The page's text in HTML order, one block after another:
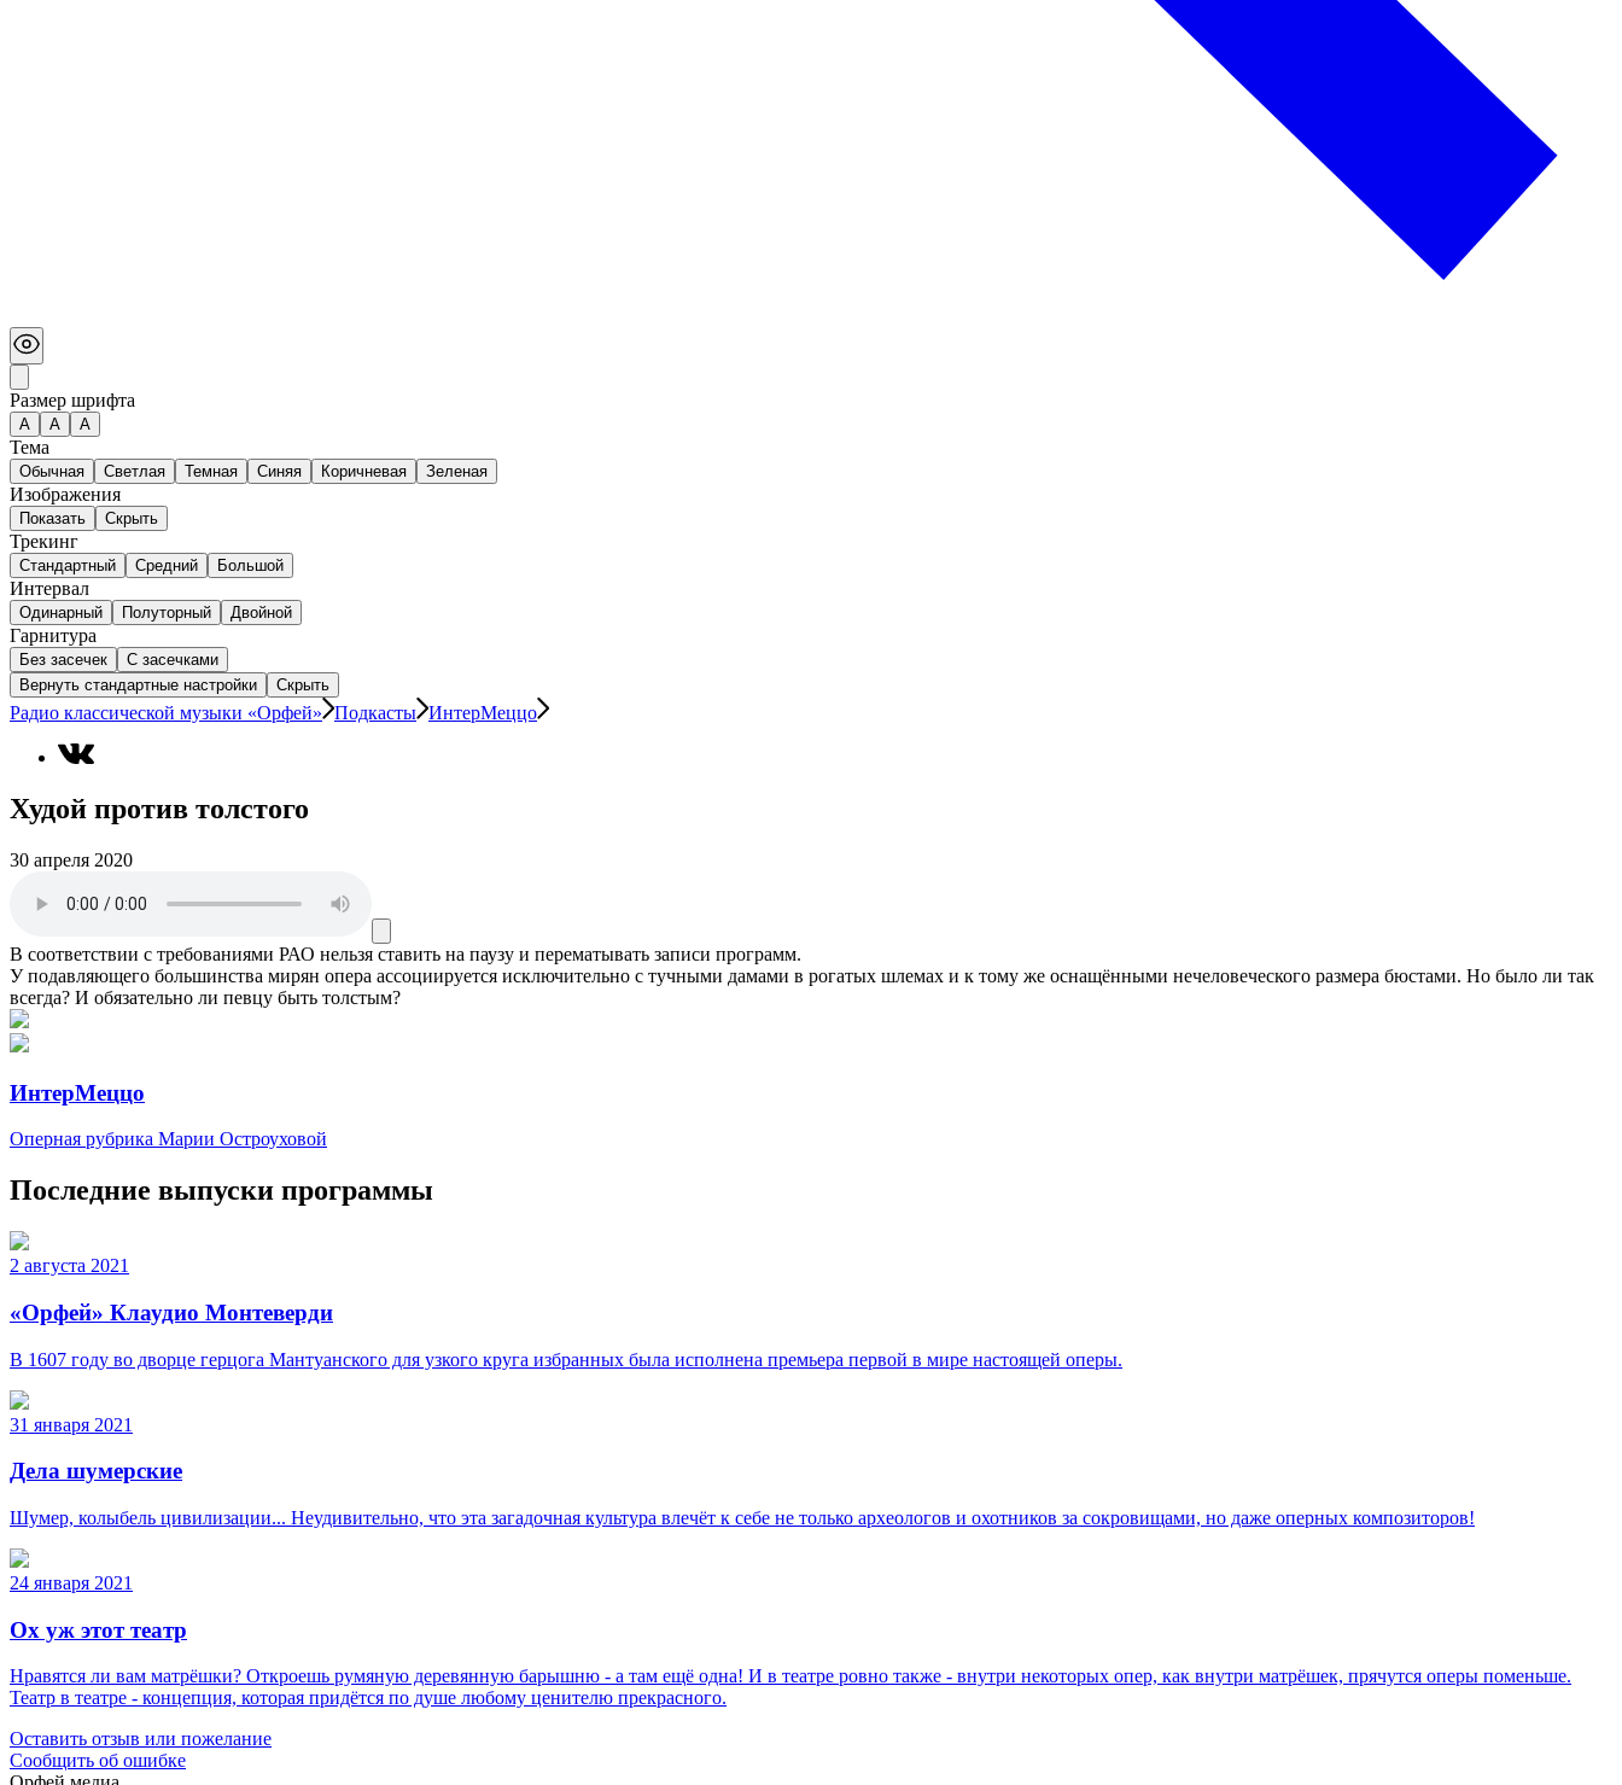
Размер шрифта
А A A
Тема
Обычная Светлая Темная Синяя Коричневая Зеленая
Изображения
Показать Скрыть
Трекинг
Стандартный Средний Большой
Интервал
Одинарный Полуторный Двойной
Гарнитура
Без засечек
С засечками
Вернуть стандартные настройки
Скрыть
Радио классической музыки «Орфей» Подкасты ИнтерМеццо
Худой против толстого
30 апреля 2020
В соответствии с требованиями РАО нельзя ставить на паузу и перематывать записи программ.
У подавляющего большинства мирян опера ассоциируется исключительно с тучными дамами в рогатых шлемах и к тому же оснащёнными нечеловеческого размера бюстами. Но было ли так
всегда? И обязательно ли певцу быть толстым?
ИнтерМеццо
Оперная рубрика Марии Остроуховой
Последние выпуски программы
2 августа 2021
«Орфей» Клаудио Монтеверди
В 1607 году во дворце герцога Мантуанского для узкого круга избранных была исполнена премьера первой в мире настоящей оперы.
31 января 2021
Дела шумерские
Шумер, колыбель цивилизации... Неудивительно, что эта загадочная культура влечёт к себе не только археологов и охотников за сокровищами, но даже оперных композиторов!
24 января 2021
Ох уж этот театр
Нравятся ли вам матрёшки? Откроешь румяную деревянную барышню - а там ещё одна! И в театре ровно также - внутри некоторых опер, как внутри матрёшек, прячутся оперы поменьше.
Театр в театре - концепция, которая придётся по душе любому ценителю прекрасного.
Оставить отзыв или пожелание
Сообщить об ошибке